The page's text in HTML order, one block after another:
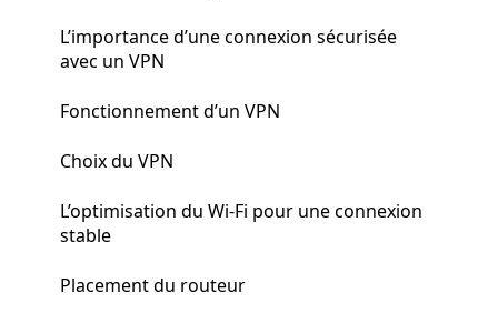
L’importance d’une connexion sécurisée
avec un VPN
Fonctionnement d’un VPN
Choix du VPN
L’optimisation du Wi-Fi pour une connexion
stable
Placement du routeur